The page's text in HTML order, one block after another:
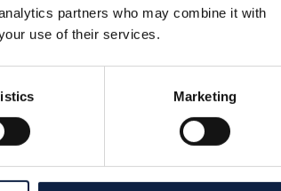
partners who may combine it with
use of their services.
Marketing